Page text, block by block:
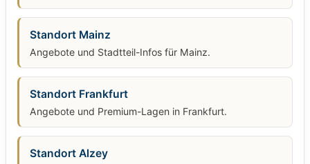
Standort Mainz
Angebote und Stadtteil-Infos für Mainz.
Standort Frankfurt
Angebote und Premium-Lagen in Frankfurt.
Standort Alzey